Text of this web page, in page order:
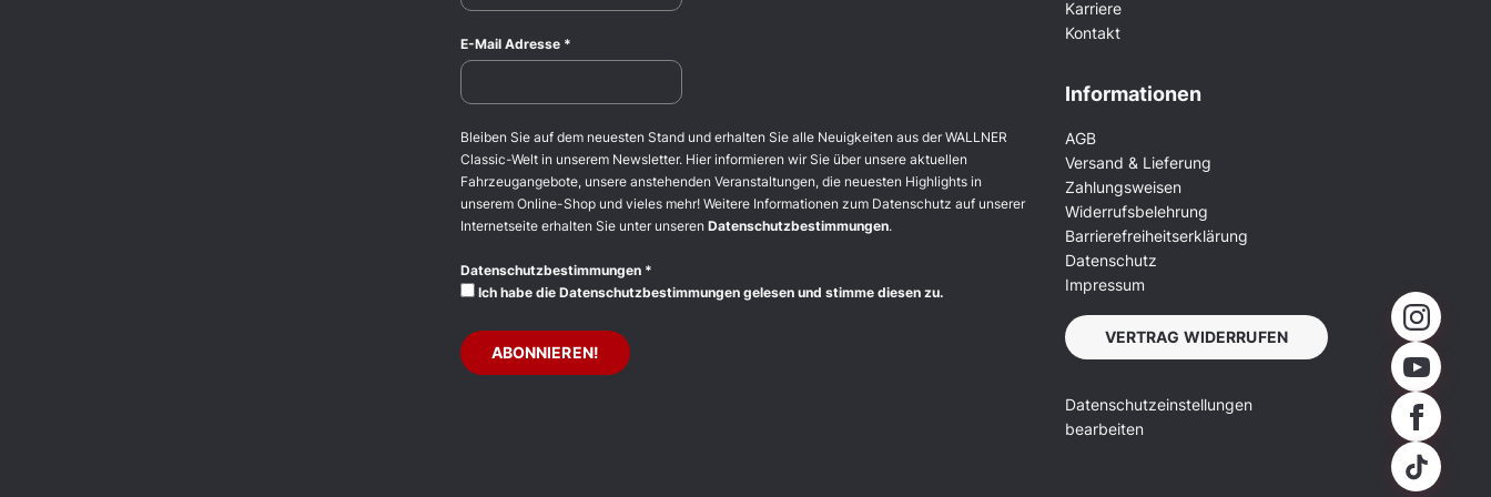
E-Mail Adresse *
Bleiben Sie auf dem neuesten Stand und erhalten Sie alle Neuigkeiten aus der WALLNER
Classic-Welt in unserem Newsletter. Hier informieren wir Sie über unsere aktuellen
Fahrzeugangebote, unsere anstehenden Veranstaltungen, die neuesten Highlights in
unserem Online-Shop und vieles mehr! Weitere Informationen zum Datenschutz auf unserer
Internetseite erhalten Sie unter unseren Datenschutzbestimmungen.
Datenschutzbestimmungen *
Ich habe die Datenschutzbestimmungen gelesen und stimme diesen zu.
Karriere
Kontakt
Informationen
AGB
Versand & Lieferung
Zahlungsweisen
Widerrufsbelehrung
Barrierefreiheitserklärung
Datenschutz
Impressum
VERTRAG WIDERRUFEN
Datenschutzeinstellungen
bearbeiten